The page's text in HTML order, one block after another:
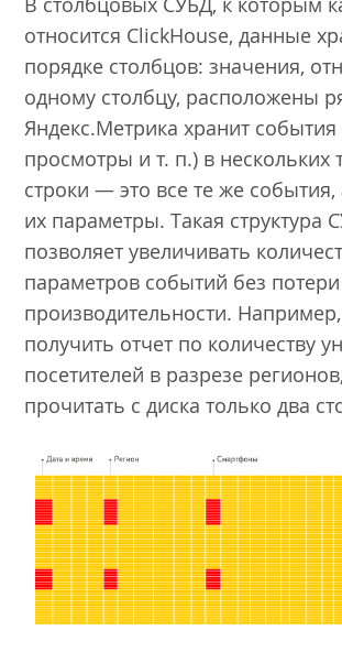
относится ClickHouse, данные
порядке столбцов: значения,
одному столбцу, расположены
Яндекс.Метрика хранит события
просмотры и т. п.) в нескольких
строки — это все те же
их параметры. Такая структура
позволяет увеличивать
параметров событий без потери
производительности.
получить отчет по количеству
посетителей в разрезе
прочитать с диска только два